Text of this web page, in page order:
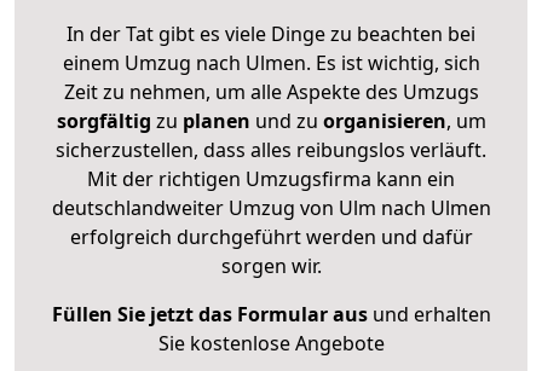
In der Tat gibt es viele Dinge zu beachten bei
einem Umzug nach Ulmen. Es ist wichtig, sich
Zeit zu nehmen, um alle Aspekte des Umzugs
sorgfältig zu planen und zu organisieren, um
sicherzustellen, dass alles reibungslos verläuft.
Mit der richtigen Umzugsfirma kann ein
deutschlandweiter Umzug von Ulm nach Ulmen
erfolgreich durchgeführt werden und dafür
sorgen wir.
Füllen Sie jetzt das Formular ausund erhalten
Sie kostenlose Angebote